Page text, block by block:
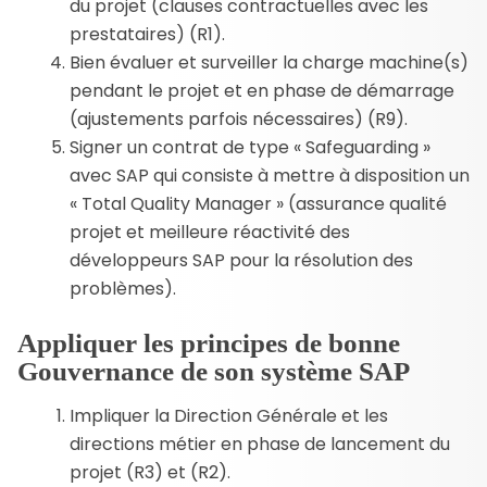
du projet (clauses contractuelles avec les
prestataires) (R1).
Bien évaluer et surveiller la charge machine(s)
pendant le projet et en phase de démarrage
(ajustements parfois nécessaires) (R9).
Signer un contrat de type « Safeguarding »
avec SAP qui consiste à mettre à disposition un
« Total Quality Manager » (assurance qualité
projet et meilleure réactivité des
développeurs SAP pour la résolution des
problèmes).
Appliquer les principes de bonne
Gouvernance de son système SAP
Impliquer la Direction Générale et les
directions métier en phase de lancement du
projet (R3) et (R2).